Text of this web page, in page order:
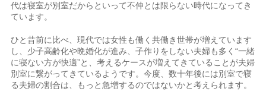
代は寝室が別室だからといって不仲とは限らない時代になってき
ています。
ひと昔前に比べ、現代では女性も働く共働き世帯が増えています
し、少子高齢化や晩婚化が進み、子作りをしない夫婦も多く“一緒
に寝ない方が快適”と、考えるケースが増えてきていることが夫婦
別室に繋がってきているようです。今度、数十年後には別室で寝
る夫婦の割合は、もっと急増するのではないかと考えられます。